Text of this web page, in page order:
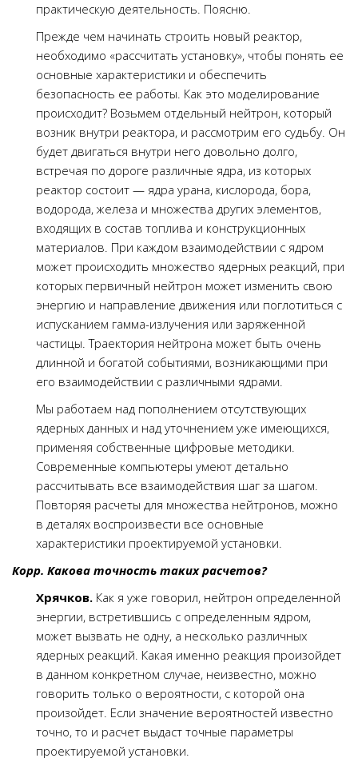
практическую деятельность. Поясню.
Прежде чем начинать строить новый реактор,
необходимо «рассчитать установку», чтобы понять ее
основные характеристики и обеспечить
безопасность ее работы. Как это моделирование
происходит? Возьмем отдельный нейтрон, который
возник внутри реактора, и рассмотрим его судьбу. Он
будет двигаться внутри него довольно долго,
встречая по дороге различные ядра, из которых
реактор состоит — ядра урана, кислорода, бора,
водорода, железа и множества других элементов,
входящих в состав топлива и конструкционных
материалов. При каждом взаимодействии с ядром
может происходить множество ядерных реакций, при
которых первичный нейтрон может изменить свою
энергию и направление движения или поглотиться с
испусканием гамма-излучения или заряженной
частицы. Траектория нейтрона может быть очень
длинной и богатой событиями, возникающими при
его взаимодействии с различными ядрами.
Мы работаем над пополнением отсутствующих
ядерных данных и над уточнением уже имеющихся,
применяя собственные цифровые методики.
Современные компьютеры умеют детально
рассчитывать все взаимодействия шаг за шагом.
Повторяя расчеты для множества нейтронов, можно
в деталях воспроизвести все основные
характеристики проектируемой установки.
Корр. Какова точность таких расчетов?
Хрячков. Как я уже говорил, нейтрон определенной
энергии, встретившись с определенным ядром,
может вызвать не одну, а несколько различных
ядерных реакций. Какая именно реакция произойдет
в данном конкретном случае, неизвестно, можно
говорить только о вероятности, с которой она
произойдет. Если значение вероятностей известно
точно, то и расчет выдаст точные параметры
проектируемой установки.